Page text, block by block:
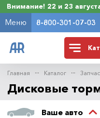
Внимание! 22 и 23
Меню 8-800-301-07-03
Главная Каталог
Дисковые
Ваше авто